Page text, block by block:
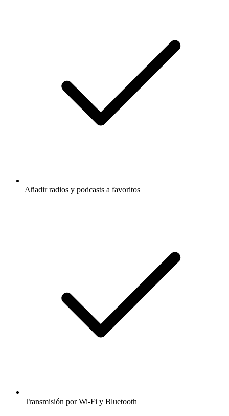
Añadir radios y podcasts a favoritos
Transmisión por Wi-Fi y Bluetooth